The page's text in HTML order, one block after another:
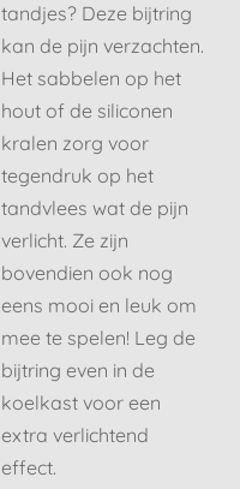
tandjes? Deze bijtring
kan de pijn verzachten.
Het sabbelen op het
hout of de siliconen
kralen zorg voor
tegendruk op het
tandvlees wat de pijn
verlicht. Ze zijn
bovendien ook nog
eens mooi en leuk om
mee te spelen! Leg de
bijtring even in de
koelkast voor een
extra verlichtend
effect.